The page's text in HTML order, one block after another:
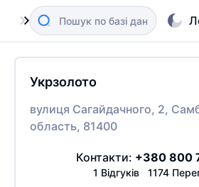
Укрзолото
вулиця Сагайдачного, 2,
область, 81400
Контакти: +380 800
1 Відгуків 1174